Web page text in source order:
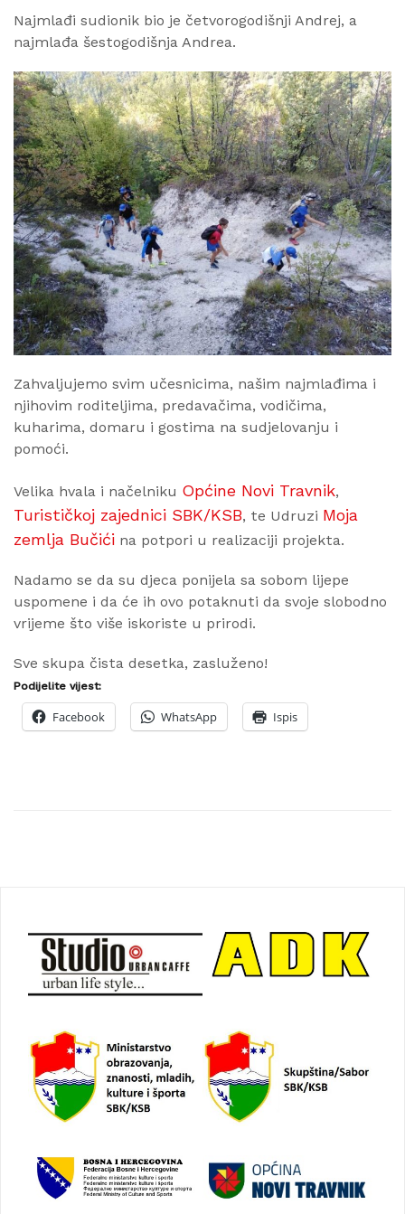
Najmlađi sudionik bio je četvorogodišnji Andrej, a
najmlađa šestogodišnja Andrea.
Zahvaljujemo svim učesnicima, našim najmlađima i
njihovim roditeljima, predavačima, vodičima,
kuharima, domaru i gostima na sudjelovanju i
pomoći.
Velika hvala i načelniku Općine Novi Travnik,
Turističkoj zajednici SBK/KSB, te Udruzi Moja
zemlja Bučići na potpori u realizaciji projekta.
Nadamo se da su djeca ponijela sa sobom lijepe
uspomene i da će ih ovo potaknuti da svoje slobodno
vrijeme što više iskoriste u prirodi.
Sve skupa čista desetka, zasluženo!
Podijelite vijest:
Facebook WhatsApp Ispis